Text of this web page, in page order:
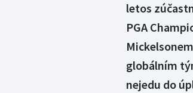
letos
PGA
globálním
nejedu do